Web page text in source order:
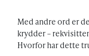
Med andre ord er
krydder –
Hvorfor har dette